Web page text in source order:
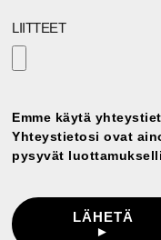
LIITTEET
Emme käytä
Yhteystietosi ovat
pysyvät
LÄHETÄ
►